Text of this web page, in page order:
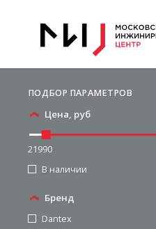
ПОДБОР ПАРАМЕТРОВ
Цена, руб
21990
В наличии
Бренд
Dantex